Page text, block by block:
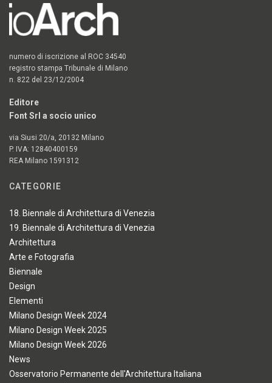
numero di iscrizione al ROC 34540
registro stampa Tribunale di Milano
n. 822 del 23/12/2004
Editore
Font Srl a socio unico
via Siusi 20/a, 20132 Milano
P. IVA: 12840400159
REA Milano 1591312
CATEGORIE
18. Biennale di Architettura di Venezia
19. Biennale di Architettura di Venezia
Architettura
Arte e Fotografia
Biennale
Design
Elementi
Milano Design Week 2024
Milano Design Week 2025
Milano Design Week 2026
News
Osservatorio Permanente dell'Architettura Italiana